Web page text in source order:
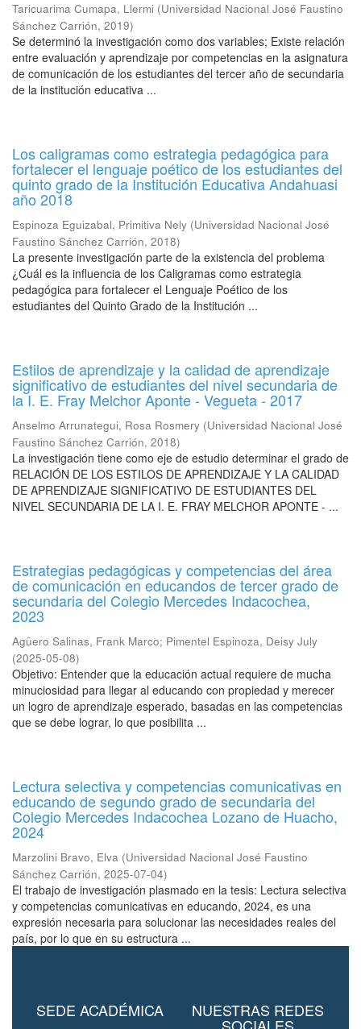
Taricuarima Cumapa, Llermi (Universidad Nacional José Faustino
Sánchez Carrión, 2019)
Se determinó la investigación como dos variables; Existe relación
entre evaluación y aprendizaje por competencias en la asignatura
de comunicación de los estudiantes del tercer año de secundaria
de la institución educativa ...
Los caligramas como estrategia pedagógica para
fortalecer el lenguaje poético de los estudiantes del
quinto grado de la Institución Educativa Andahuasi
año 2018
Espinoza Eguizabal, Primitiva Nely (Universidad Nacional José
Faustino Sánchez Carrión, 2018)
La presente investigación parte de la existencia del problema
¿Cuál es la influencia de los Caligramas como estrategia
pedagógica para fortalecer el Lenguaje Poético de los
estudiantes del Quinto Grado de la Institución ...
Estilos de aprendizaje y la calidad de aprendizaje
significativo de estudiantes del nivel secundaria de
la I. E. Fray Melchor Aponte - Vegueta - 2017
Anselmo Arrunategui, Rosa Rosmery (Universidad Nacional José
Faustino Sánchez Carrión, 2018)
La investigación tiene como eje de estudio determinar el grado de
RELACIÓN DE LOS ESTILOS DE APRENDIZAJE Y LA CALIDAD
DE APRENDIZAJE SIGNIFICATIVO DE ESTUDIANTES DEL
NIVEL SECUNDARIA DE LA I. E. FRAY MELCHOR APONTE - ...
Estrategias pedagógicas y competencias del área
de comunicación en educandos de tercer grado de
secundaria del Colegio Mercedes Indacochea,
2023
Agüero Salinas, Frank Marco; Pimentel Espinoza, Deisy July
(2025-05-08)
Objetivo: Entender que la educación actual requiere de mucha
minuciosidad para llegar al educando con propiedad y merecer
un logro de aprendizaje esperado, basadas en las competencias
que se debe lograr, lo que posibilita ...
Lectura selectiva y competencias comunicativas en
educando de segundo grado de secundaria del
Colegio Mercedes Indacochea Lozano de Huacho,
2024
Marzolini Bravo, Elva (Universidad Nacional José Faustino
Sánchez Carrión, 2025-07-04)
El trabajo de investigación plasmado en la tesis: Lectura selectiva
y competencias comunicativas en educando, 2024, es una
expresión necesaria para solucionar las necesidades reales del
país, por lo que en su estructura ...
SEDE ACADÉMICA NUESTRAS REDES